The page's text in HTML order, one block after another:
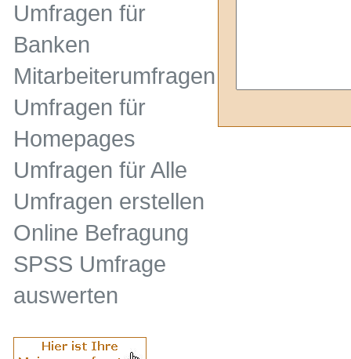
Umfragen für
Banken
Mitarbeiterumfragen
Umfragen für
Homepages
Umfragen für Alle
Umfragen erstellen
Online Befragung
SPSS Umfrage
auswerten